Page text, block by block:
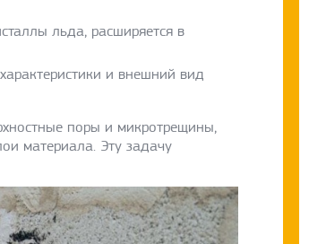
льда, расширяется в
и внешний вид
поры и микротрещины,
материала. Эту задачу